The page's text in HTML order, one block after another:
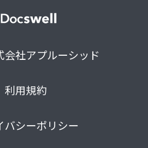
会社アプルーシッド
利用規約
バシーポリシー